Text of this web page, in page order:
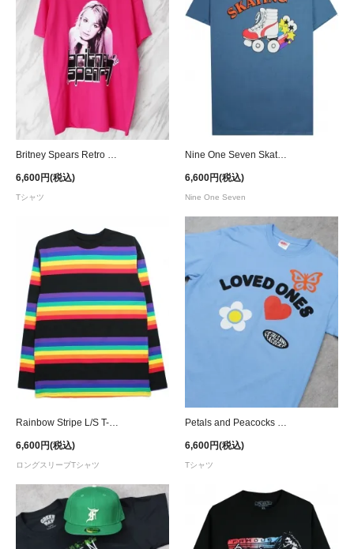
6,600円(税込)
Tシャツ
Nine One Seven Skate Or Die T-Shirt
6,600円(税込)
Nine One Seven
6,600円(税込)
ロングスリーブTシャツ
6,600円(税込)
Tシャツ